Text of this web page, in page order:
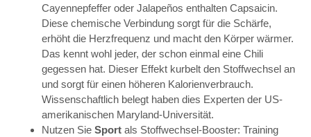
Cayennepfeffer oder Jalapeños enthalten Capsaicin.
Diese chemische Verbindung sorgt für die Schärfe,
erhöht die Herzfrequenz und macht den Körper wärmer.
Das kennt wohl jeder, der schon einmal eine Chili
gegessen hat. Dieser Effekt kurbelt den Stoffwechsel an
und sorgt für einen höheren Kalorienverbrauch.
Wissenschaftlich belegt haben dies Experten der US-
amerikanischen Maryland-Universität.
Nutzen Sie Sport als Stoffwechsel-Booster: Training